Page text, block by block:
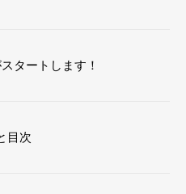
タートします！
目次